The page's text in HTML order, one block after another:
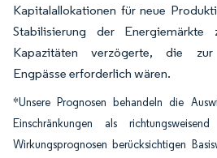
Kapitalallokationen für neue
Stabilisierung der Energiemärkte
Kapazitäten verzögerte, die
Engpässe erforderlich wären.
*Unsere Prognosen behandeln die
Einschränkungen als
Wirkungsprognosen berücksichtigen